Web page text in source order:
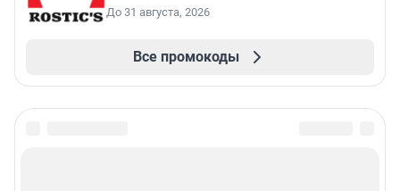
До 31 августа, 2026
Все промокоды